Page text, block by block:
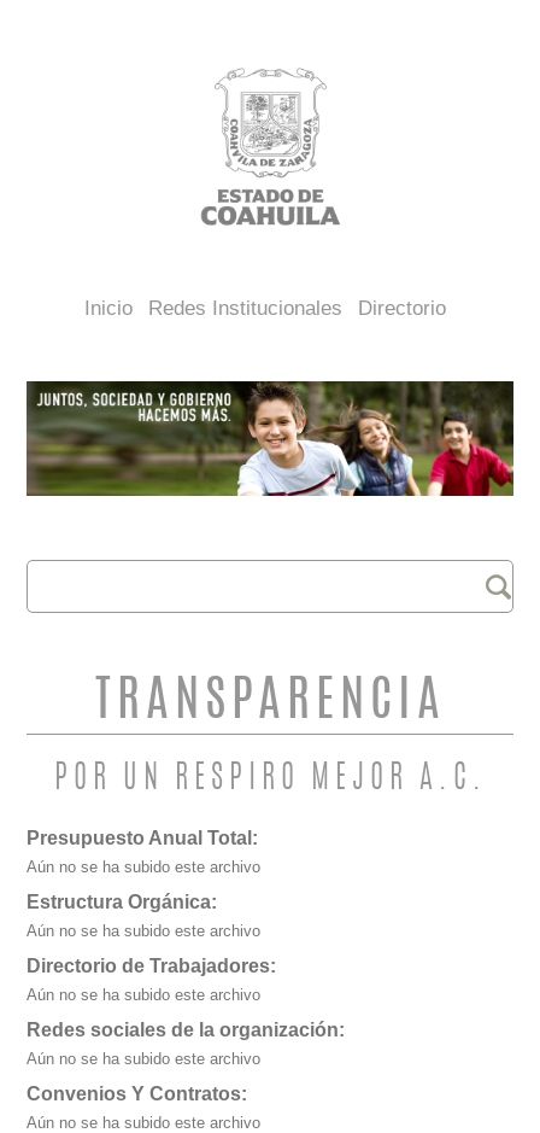
Inicio Redes Institucionales Directorio
FORMULARIO DE
BÚSQUEDA
Buscar
TRANSPARENCIA
POR UN RESPIRO MEJOR A.C.
Presupuesto Anual Total:
Aún no se ha subido este archivo
Estructura Orgánica:
Aún no se ha subido este archivo
Directorio de Trabajadores:
Aún no se ha subido este archivo
Redes sociales de la organización:
Aún no se ha subido este archivo
Convenios Y Contratos:
Aún no se ha subido este archivo